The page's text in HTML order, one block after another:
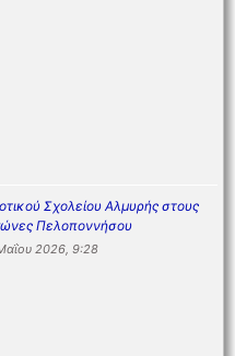
Σχολείου Αλμυρής στους
Πελοποννήσου
2026, 9:28